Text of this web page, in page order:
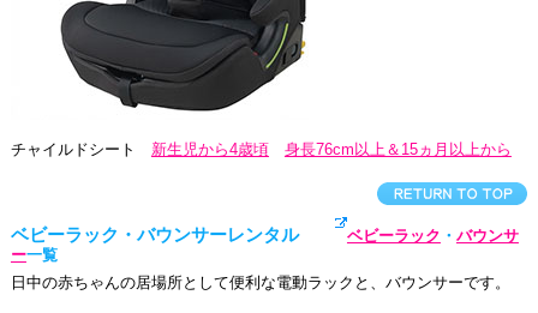
チャイルドシート 新生児から4歳頃 身長76cm以上＆15ヵ月以上から
ベビーラック・バウンサーレンタル ベビーラック ・ バウンサ
ー一覧
日中の赤ちゃんの居場所として便利な電動ラックと、バウンサーです。